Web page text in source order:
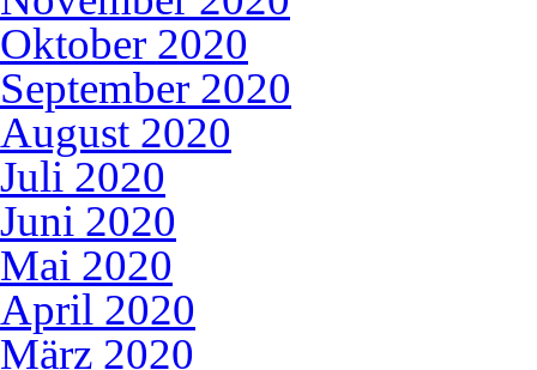
Oktober 2020
September 2020
August 2020
Juli 2020
Juni 2020
Mai 2020
April 2020
März 2020